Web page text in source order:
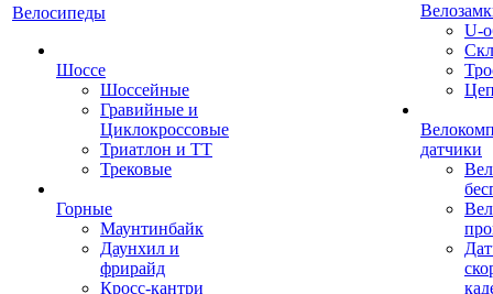
Велосипеды
Шоссе
Шоссейные
Гравийные и
Циклокроссовые
Триатлон и ТТ
Трековые
Горные
Маунтинбайк
Даунхил и
фрирайд
Кросс-кантри
U-
датчики